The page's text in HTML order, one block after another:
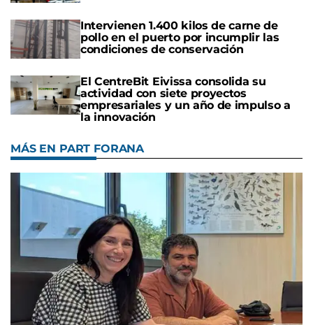
Intervienen 1.400 kilos de carne de
pollo en el puerto por incumplir las
condiciones de conservación
El CentreBit Eivissa consolida su
actividad con siete proyectos
empresariales y un año de impulso a
la innovación
MÁS EN PART FORANA